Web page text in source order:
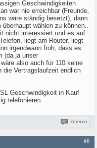
Geschwindigkeiten
war nie erreichbar (Freunde,
wäre ständig besetzt), dann
wählen zu können..
nicht interessiert und es auf
liegt am Router, liegt
irgendwann froh, dass es
(da ja unser
also auch für 110 keine
die Vertragslaufzeit endlich
Geschwindigkeit in Kauf
telefonieren.
Zitieren
#8